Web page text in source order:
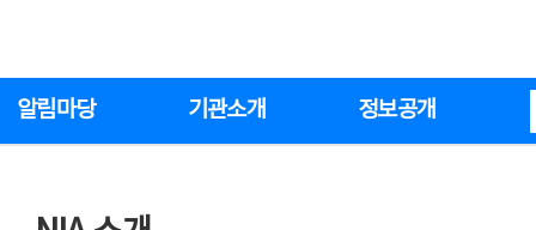
알림마당 기관소개 정보공개